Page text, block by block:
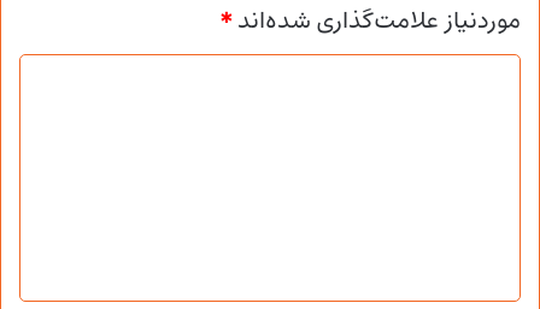
موردنیاز علامت‌گذاری شده‌اند*
د
*